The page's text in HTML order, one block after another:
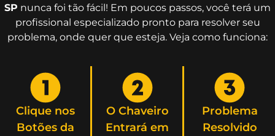
SP nunca foi tão fácil! Em poucos passos, você terá um
profissional especializado pronto para resolver seu
problema, onde quer que esteja. Veja como funciona:
Clique nos
Botões da
O Chaveiro
Entrará em
Problema
Resolvido